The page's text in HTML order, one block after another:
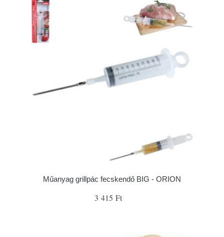
Műanyag grillpác fecskendő BIG - ORION
3 415 Ft